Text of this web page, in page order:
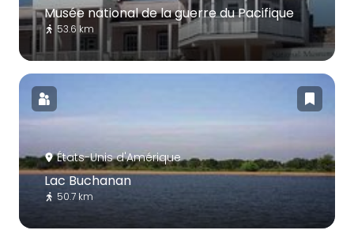
Musée national de la guerre du Pacifique
53.6 km
États-Unis d'Amérique
Lac Buchanan
50.7 km